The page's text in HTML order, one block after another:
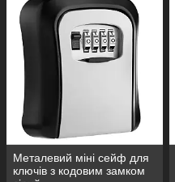
Металевий міні сейф для
ключів з кодовим замком